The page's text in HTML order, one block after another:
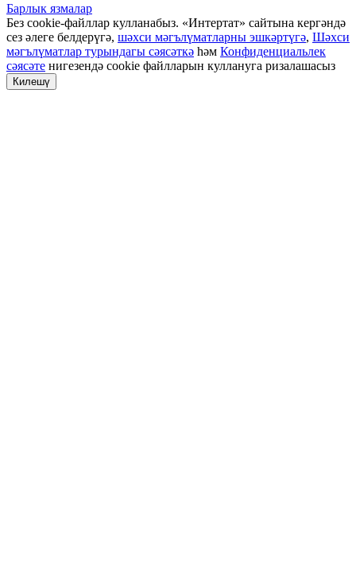
Барлык язмалар
Без cookie-файллар кулланабыз. «Интертат» сайтына кергәндә
сез әлеге белдерүгә, шәхси мәгълүматларны эшкәртүгә, Шәхси
мәгълүматлар турындагы сәясәткә һәм Конфиденциальлек
сәясәте нигезендә cookie файлларын куллануга ризалашасыз
Килешү